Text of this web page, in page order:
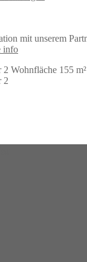
mit unserem
info
2 Wohnfläche 155 m²
2